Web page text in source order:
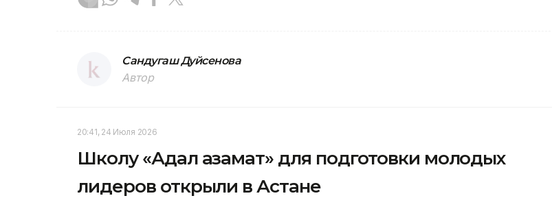
Сандугаш Дуйсенова
Автор
20:41, 24 Июля 2026
Школу «Адал азамат» для подготовки молодых
лидеров открыли в Астане